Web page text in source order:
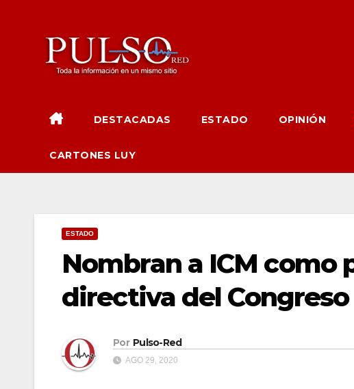
DESTACADAS ESTADO OPINIÓN
CARTONES LUY
ESTADO
Nombran a ICM como
directiva del Congreso
Por Pulso-Red
AGO 29, 2020